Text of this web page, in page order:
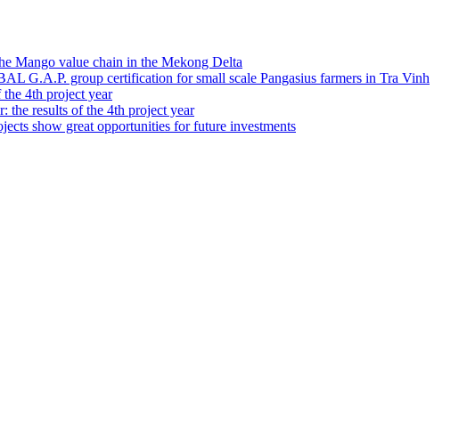
Mango value chain in the Mekong Delta
G.A.P. group certification for small scale Pangasius farmers in Tra Vinh
4th project year
the results of the 4th project year
show great opportunities for future investments